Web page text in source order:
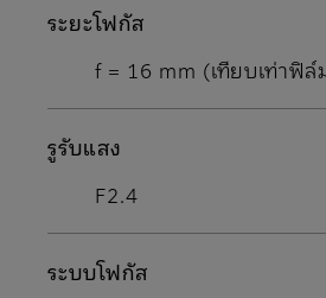
ระยะโฟกัส
f = 16 mm (เทียบเท่าฟิ
รูรับแสง
F2.4
ระบบโฟกัส